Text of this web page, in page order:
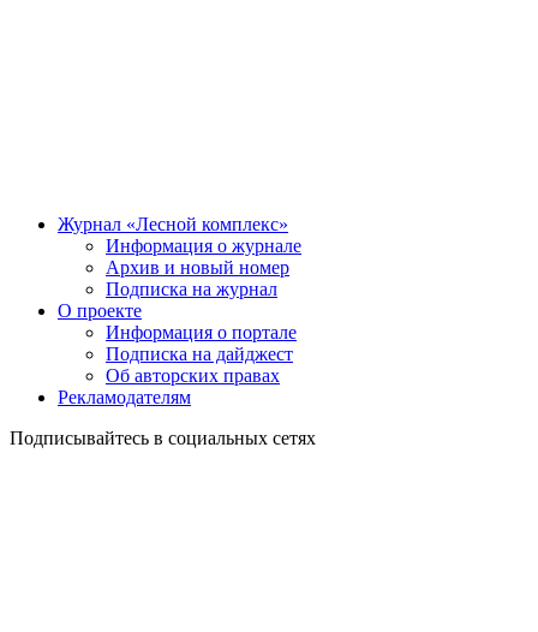
Журнал «Лесной комплекс»
Информация о журнале
Архив и новый номер
Подписка на журнал
О проекте
Информация о портале
Подписка на дайджест
Об авторских правах
Рекламодателям
Подписывайтесь в социальных сетях